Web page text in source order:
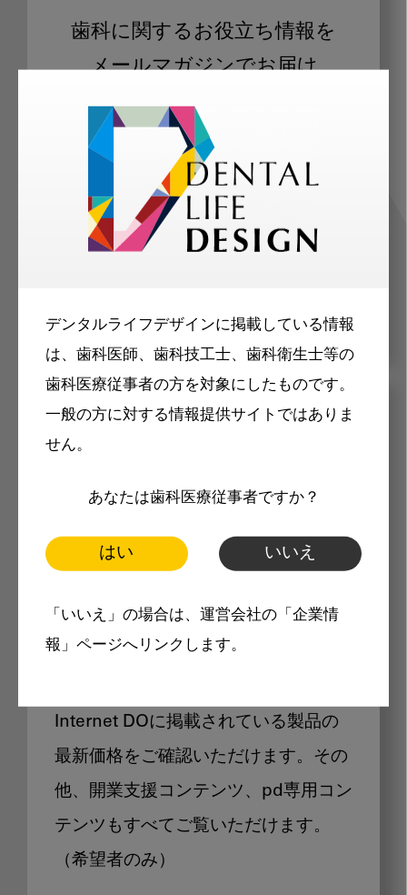
デンタルライフデザインに掲載している情報
は、歯科医師、歯科技工士、歯科衛生士等の
歯科医療従事者の方を対象にしたものです。
一般の方に対する情報提供サイトではありま
せん。
あなたは歯科医療従事者ですか？
はい いいえ
「いいえ」の場合は、運営会社の「企業情
報」ページへリンクします。
歯科に関するお役立ち情報を
メールマガジンでお届け
ご登録いただいた職種（歯科医師、歯
科衛生士、歯科技工士）に合わせた内
容のメールマガジンをお届けします。
メリット
製品価格も閲覧可能
Internet DOに掲載されている製品の
最新価格をご確認いただけます。その
他、開業支援コンテンツ、pd専用コン
テンツもすべてご覧いただけます。
（希望者のみ）